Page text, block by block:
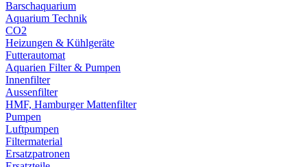
Barschaquarium
Aquarium Technik
CO2
Heizungen & Kühlgeräte
Futterautomat
Aquarien Filter & Pumpen
Innenfilter
Aussenfilter
HMF, Hamburger Mattenfilter
Pumpen
Luftpumpen
Filtermaterial
Ersatzpatronen